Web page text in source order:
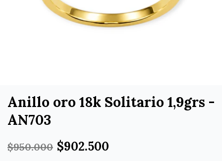
Anillo oro 18k Solitario 1,9grs -
AN703
$950.000 $902.500